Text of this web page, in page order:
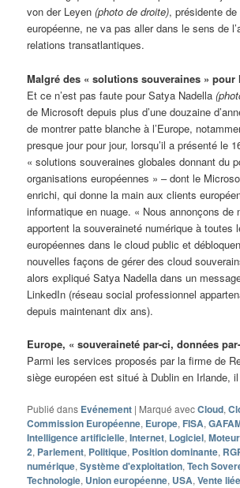
von der Leyen(photo de droite), présidente
européenne, ne va pas aller dans le sens de
relations transatlantiques.
Malgré des « solutions souveraines » pour
Et ce n’est pas faute pour Satya Nadella
de Microsoft depuis plus d’une douzaine
de montrer patte blanche à l’Europe,
presque jour pour jour, lorsqu’il a présenté le
« solutions souveraines globales donnant du
organisations européennes » – dont le
enrichi, qui donne la main aux clients
informatique en nuage. « Nous annonçons de
apportent la souveraineté numérique à toutes
européennes dans le cloud public et
nouvelles façons de gérer des cloud
alors expliqué Satya Nadella dans un
LinkedIn (réseau social professionnel
depuis maintenant dix ans).
Europe, « souveraineté par-ci, données
Parmi les services proposés par la firme de
siège européen est situé à Dublin en Irlande,
Publié dans Evénement | Marqué avecCloud,
Commission Européenne, Europe, FISA,
Intelligence artificielle,Internet, Logiciel,
2, Parlement, Politique, Position dominante,
numérique,Système d'exploitation,Tech
Technologie, Union européenne, USA,Vente liée